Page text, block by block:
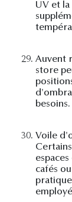
UV et
29. Auvent
store
besoins.
30. Voile
cafés